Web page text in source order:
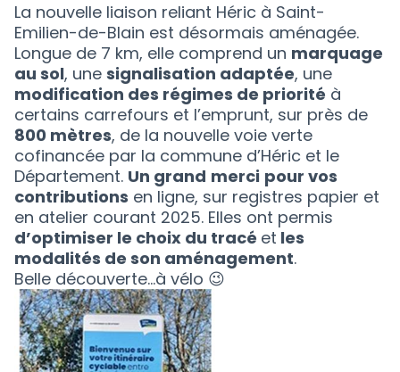
La nouvelle liaison reliant Héric à Saint-
Emilien-de-Blain est désormais aménagée.
Longue de 7 km, elle comprend un marquage
au sol, une signalisation adaptée, une
modification des régimes de priorité à
certains carrefours et l’emprunt, sur près de
800 mètres, de la nouvelle voie verte
cofinancée par la commune d’Héric et le
Département. Un grand merci pour vos
contributions en ligne, sur registres papier et
en atelier courant 2025. Elles ont permis
d’optimiser le choix du tracé et les
modalités de son aménagement.
Belle découverte…à vélo 😉